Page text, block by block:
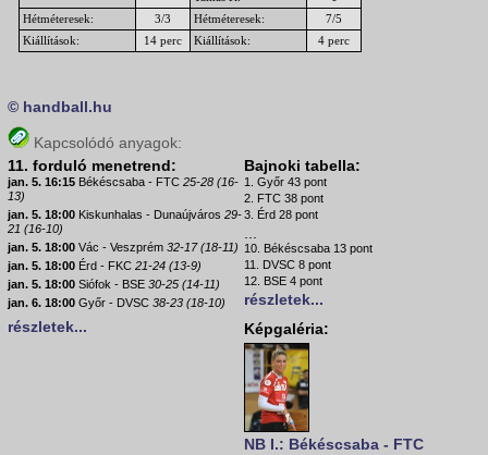
Hétméteresek:
3/3 Hétméteresek:
7/5
Kiállítások:
14 perc Kiállítások: 4 perc
© handball.hu
Kapcsolódó anyagok:
11. forduló menetrend:
jan. 5. 16:15 Békéscsaba - FTC 25-28 (16-
13)
jan. 5. 18:00 Kiskunhalas - Dunaújváros 29-
21 (16-10)
jan. 5. 18:00 Vác - Veszprém 32-17 (18-11)
jan. 5. 18:00 Érd - FKC 21-24 (13-9)
jan. 5. 18:00 Siófok - BSE 30-25 (14-11)
jan. 6. 18:00 Győr - DVSC 38-23 (18-10)
részletek...
Bajnoki tabella:
1. Győr 43 pont
2. FTC 38 pont
3. Érd 28 pont
...
10. Békéscsaba 13 pont
11. DVSC 8 pont
12. BSE 4 pont
részletek...
Képgaléria:
NB I.: Békéscsaba - FTC